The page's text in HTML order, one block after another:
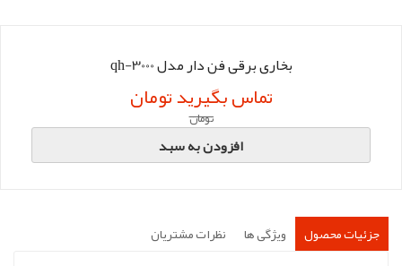
بخاری برقی فن دار مدل qh-3000
تماس بگیرید تومان
تومان
افزودن به سبد
جزئیات محصول ویژگی ها نظرات مشتریان